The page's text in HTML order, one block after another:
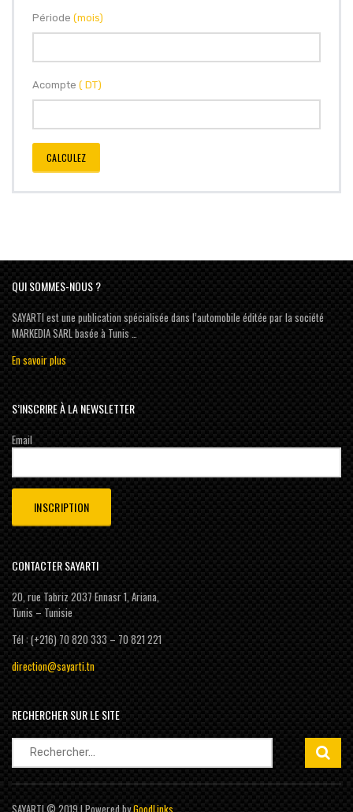
Période (mois)
Acompte ( DT)
CALCULEZ
QUI SOMMES-NOUS ?
SAYARTI est une publication spécialisée dans l’automobile éditée par la société
MARKEDIA SARL basée à Tunis …
En savoir plus
S’INSCRIRE À LA NEWSLETTER
Email
CONTACTER SAYARTI
20, rue Tabriz 2037 Ennasr 1, Ariana,
Tunis – Tunisie
Tél : (+216) 70 820 333 – 70 821 221
direction@sayarti.tn
RECHERCHER SUR LE SITE
Rechercher :